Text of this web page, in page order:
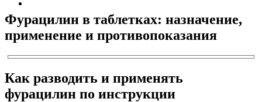
Фурацилин в таблетках: назначение,
применение и противопоказания
Как разводить и применять
фурацилин по инструкции